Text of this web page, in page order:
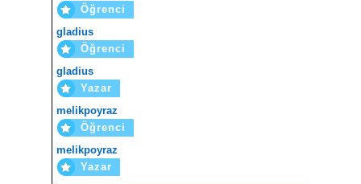
Öğrenci
gladius
Öğrenci
gladius
Yazar
melikpoyraz
Öğrenci
melikpoyraz
Yazar